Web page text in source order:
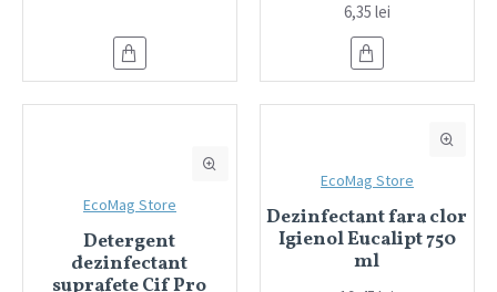
6,35 lei
EcoMag Store
Detergent
dezinfectant
suprafete Cif Pro
EcoMag Store
Dezinfectant fara clor
Igienol Eucalipt 750
ml